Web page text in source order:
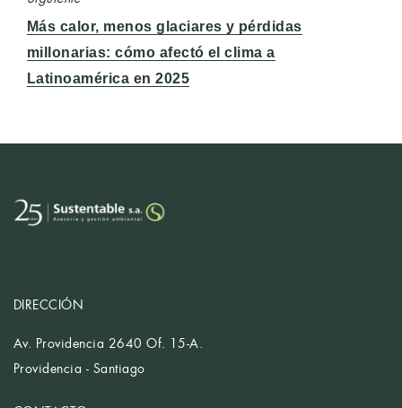
Entrada
siguiente:
Más calor, menos glaciares y pérdidas
millonarias: cómo afectó el clima a
Latinoamérica en 2025
DIRECCIÓN
Av. Providencia 2640 Of. 15-A.
Providencia - Santiago